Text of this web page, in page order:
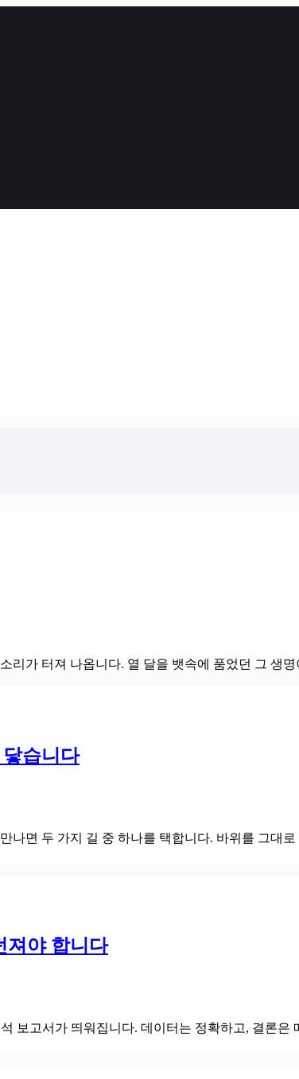
리가 터져 나옵니다. 열 달을 뱃속에 품었던 그
습니다
나면 두 가지 길 중 하나를 택합니다. 바위를 그대
져야 합니다
보고서가 띄워집니다. 데이터는 정확하고, 결론